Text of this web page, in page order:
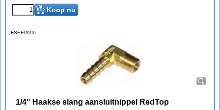
Koop nu
FSEFPA90
1/4" Haakse slang aansluitnippel RedTop